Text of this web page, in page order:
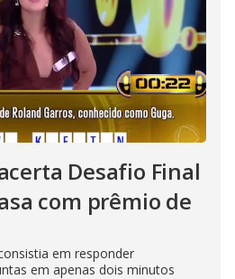
Desafio Final
com prêmio de
em responder
em apenas dois minutos